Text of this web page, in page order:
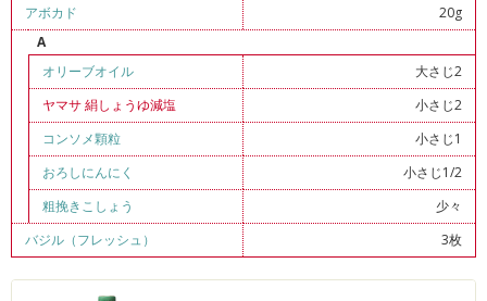
アボカド
20g
A
オリーブオイル
大さじ2
ヤマサ 絹しょうゆ減塩
小さじ2
コンソメ顆粒
小さじ1
おろしにんにく
小さじ1/2
粗挽きこしょう
少々
バジル（フレッシュ）
3枚